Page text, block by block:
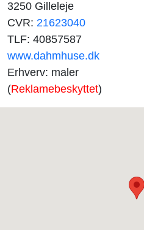
3250 Gilleleje
CVR: 21623040
TLF: 40857587
www.dahmhuse.dk
Erhverv: maler
(Reklamebeskyttet)